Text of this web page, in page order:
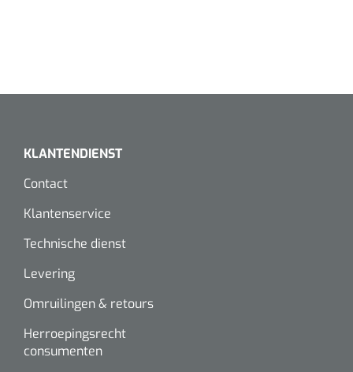
KLANTENDIENST
Contact
Klantenservice
Technische dienst
Levering
Omruilingen & retours
Herroepingsrecht
consumenten